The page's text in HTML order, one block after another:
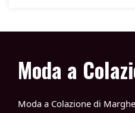
Moda a
Moda a Colazione di